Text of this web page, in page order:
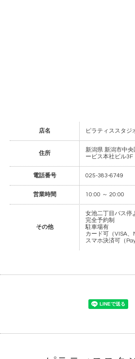
店名 ピラティススタジ
住所
新潟県 新潟市中
ービス本社ビル3F
電話番号 025-383-6749
営業時間 10:00 ～ 20:00
その他
女池二丁目バス停
完全予約制
駐車場有
カード可（VISA、
スマホ決済可（